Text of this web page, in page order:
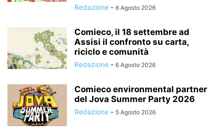
Redazione - 6 Agosto 2026
Comieco, il 18 settembre ad
Assisi il confronto su carta,
riciclo e comunità
Redazione - 6 Agosto 2026
Comieco environmental partner
del Jova Summer Party 2026
Redazione - 5 Agosto 2026